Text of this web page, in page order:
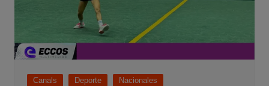
Canals Deporte Nacionales